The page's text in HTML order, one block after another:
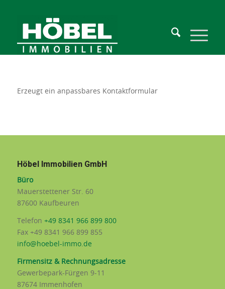
Erzeugt ein anpassbares Kontaktformular
Höbel Immobilien GmbH
Büro
Mauerstettener Str. 60
87600 Kaufbeuren
Telefon +49 8341 966 899 800
Fax +49 8341 966 899 855
info@hoebel-immo.de
Firmensitz & Rechnungsadresse
Gewerbepark-Fürgen 9-11
87674 Immenhofen